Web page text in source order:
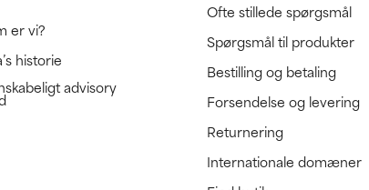
er vi?
historie
advisory
Ofte stillede spørgsmål
Spørgsmål til produkter
Bestilling og betaling
Forsendelse og levering
Returnering
Internationale domæner